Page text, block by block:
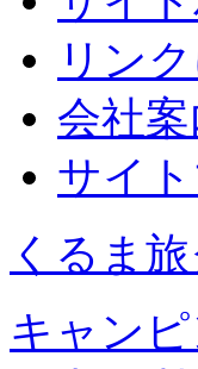
リン
会社案
サイ
くるま
キャン